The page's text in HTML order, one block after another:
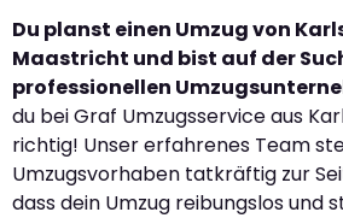
Du planst einen Umzug von
Maastricht und bist auf der
professionellen
du bei Graf Umzugsservice aus
richtig! Unser erfahrenes Team
Umzugsvorhaben tatkräftig zur
dass dein Umzug reibungslos und